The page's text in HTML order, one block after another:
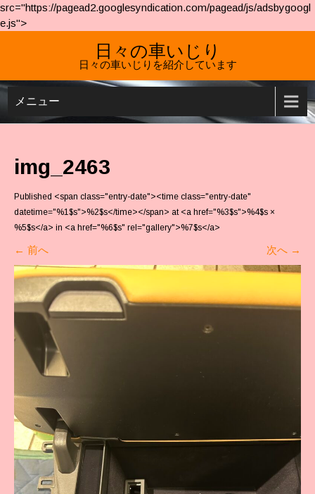
src="https://pagead2.googlesyndication.com/pagead/js/adsbygoogl
e.js">
日々の車いじり
日々の車いじりを紹介しています
メニュー
img_2463
Published <span class="entry-date"><time class="entry-date"
datetime="%1$s">%2$s</time></span> at <a href="%3$s">%4$s ×
%5$s</a> in <a href="%6$s" rel="gallery">%7$s</a>
← 前へ 次へ →